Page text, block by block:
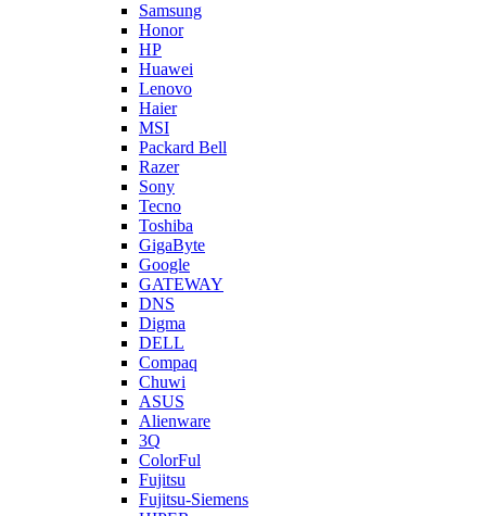
Samsung
Honor
HP
Huawei
Lenovo
Haier
MSI
Packard Bell
Razer
Sony
Tecno
Toshiba
GigaByte
Google
GATEWAY
DNS
Digma
DELL
Compaq
Chuwi
ASUS
Alienware
3Q
ColorFul
Fujitsu
Fujitsu-Siemens